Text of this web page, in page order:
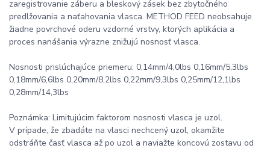
zaregistrovanie záberu a bleskový zásek bez zbytočného
predlžovania a naťahovania vlasca. METHOD FEED neobsahuje
žiadne povrchové oderu vzdorné vrstvy, ktorých aplikácia a
proces nanášania výrazne znižujú nosnosť vlasca.
Nosnosti prislúchajúce priemeru: 0,14mm/4,0lbs 0,16mm/5,3lbs
0,18mm/6,6lbs 0,20mm/8,2lbs 0,22mm/9,3lbs 0,25mm/12,1lbs
0,28mm/14,3lbs
Poznámka: Limitujúcim faktorom nosnosti vlasca je uzol.
V prípade, že zbadáte na vlasci nechcený uzol, okamžite
odstráňte časť vlasca až po uzol a naviažte koncovú zostavu od